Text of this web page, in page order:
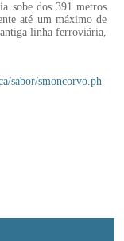
sobe dos 391 metros
até um máximo de
linha ferroviária,
sabor/smoncorvo.ph